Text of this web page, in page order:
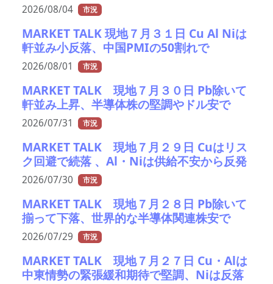
2026/08/04 市況
MARKET TALK 現地７月３１日 Cu Al Niは
軒並み小反落、中国PMIの50割れで
2026/08/01 市況
MARKET TALK 現地７月３０日 Pb除いて
軒並み上昇、半導体株の堅調やドル安で
2026/07/31 市況
MARKET TALK 現地７月２９日 Cuはリス
ク回避で続落 、Al・Niは供給不安から反発
2026/07/30 市況
MARKET TALK 現地７月２８日 Pb除いて
揃って下落、世界的な半導体関連株安で
2026/07/29 市況
MARKET TALK 現地７月２７日 Cu・Alは
中東情勢の緊張緩和期待で堅調、Niは反落